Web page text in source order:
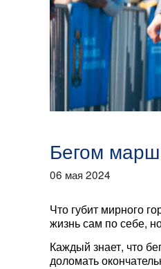
Бегом
06 мая 2024
Что губит мирного
жизнь сам по себе,
Каждый знает, что
доломать